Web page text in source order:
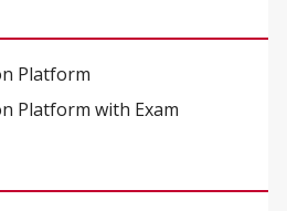
Platform
Platform with Exam